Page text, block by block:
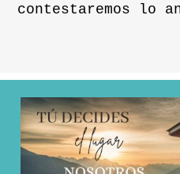
contestaremos lo